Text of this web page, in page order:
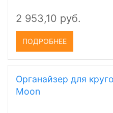
2 953,10 руб.
ПОДРОБНЕЕ
Органайзер для
Moon